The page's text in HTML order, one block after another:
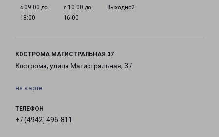
с 09:00 до
18:00
с 10:00 до
16:00
Выходной
КОСТРОМА МАГИСТРАЛЬНАЯ 37
Кострома, улица Магистральная, 37
на карте
ТЕЛЕФОН
+7 (4942) 496-811